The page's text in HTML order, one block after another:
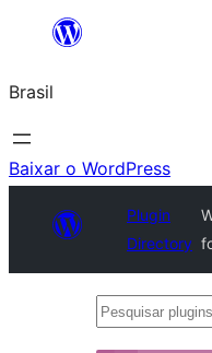
o
conteúdo
Brasil
Baixar o WordPress
Plugin
Directory
Pesquisar